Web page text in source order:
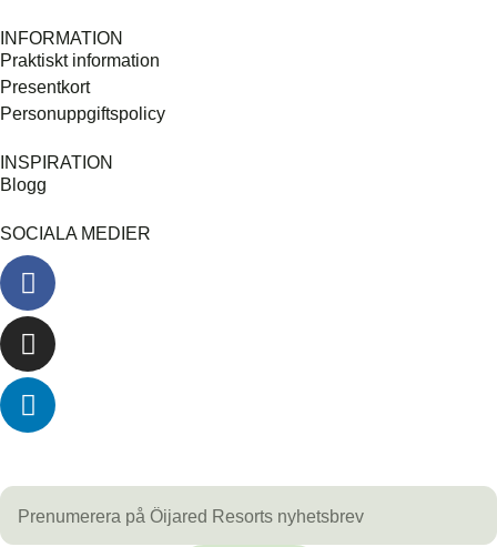
INFORMATION
Praktiskt information
Presentkort
Personuppgiftspolicy
INSPIRATION
Blogg
SOCIALA MEDIER